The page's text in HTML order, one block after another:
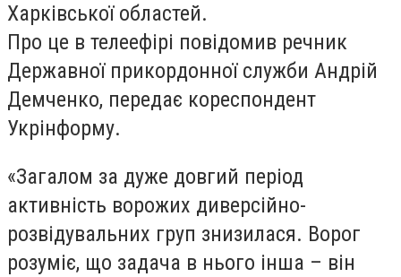
Харківської областей.
Про це в телеефірі повідомив речник
Державної прикордонної служби Андрій
Демченко, передає кореспондент
Укрінформу.
«Загалом за дуже довгий період
активність ворожих диверсійно-
розвідувальних груп знизилася. Ворог
розуміє, що задача в нього інша – він